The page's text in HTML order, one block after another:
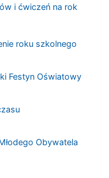
i ćwiczeń na rok
roku szkolnego
Festyn Oświatowy
Obywatela